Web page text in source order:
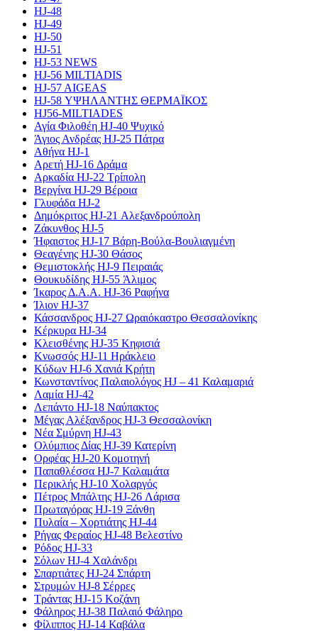
HJ-48
HJ-49
HJ-50
HJ-51
HJ-53 NEWS
HJ-56 MILTIADIS
HJ-57 AIGEAS
HJ-58 ΥΨΗΛΑΝΤΗΣ ΘΕΡΜΑΪΚΟΣ
HJ56-MILTIADES
Αγία Φιλοθέη HJ-40 Ψυχικό
Άγιος Ανδρέας HJ-25 Πάτρα
Αθήνα HJ-1
Αρετή HJ-16 Δράμα
Αρκαδία HJ-22 Τρίπολη
Βεργίνα HJ-29 Βέροια
Γλυφάδα HJ-2
Δημόκριτος HJ-21 Αλεξανδρούπολη
Ζάκυνθος HJ-5
Ήφαιστος HJ-17 Βάρη-Βούλα-Βουλιαγμένη
Θεαγένης HJ-30 Θάσος
Θεμιστοκλής HJ-9 Πειραιάς
Θουκυδίδης HJ-55 Άλιμος
Ίκαρος Δ.Α.Α. HJ-36 Ραφήνα
Ίλιον HJ-37
Κάσσανδρος HJ-27 Ωραιόκαστρο Θεσσαλονίκης
Κέρκυρα HJ-34
Κλεισθένης HJ-35 Κηφισιά
Κνωσσός HJ-11 Ηράκλειο
Κύδων HJ-6 Χανιά Κρήτη
Κωνσταντίνος Παλαιολόγος HJ – 41 Καλαμαριά
Λαμία HJ-42
Λεπάντο HJ-18 Ναύπακτος
Μέγας Αλέξανδρος HJ-3 Θεσσαλονίκη
Νέα Σμύρνη HJ-43
Ολύμπιος Δίας HJ-39 Κατερίνη
Ορφέας HJ-20 Κομοτηνή
Παπαθλέσσα HJ-7 Καλαμάτα
Περικλής HJ-10 Χολαργός
Πέτρος Μπάλτης HJ-26 Λάρισα
Πρωταγόρας HJ-19 Ξάνθη
Πυλαία – Χορτιάτης HJ-44
Ρήγας Φεραίος HJ-48 Βελεστίνο
Ρόδος HJ-33
Σόλων HJ-4 Χαλάνδρι
Σπαρτιάτες HJ-24 Σπάρτη
Στρυμών HJ-8 Σέρρες
Τράντας HJ-15 Κοζάνη
Φάληρος HJ-38 Παλαιό Φάληρο
Φίλιππος HJ-14 Καβάλα